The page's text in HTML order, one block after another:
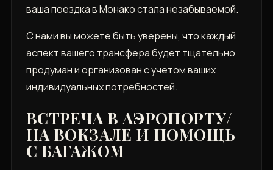
ваша поездка в Монако стала незабываемой.
С нами вы можете быть уверены, что каждый
аспект вашего трансфера будет тщательно
продуман и организован с учетом ваших
индивидуальных потребностей.
ВСТРЕЧА В АЭРОПОРТУ/
НА ВОКЗАЛЕ И ПОМОЩЬ
С БАГАЖОМ